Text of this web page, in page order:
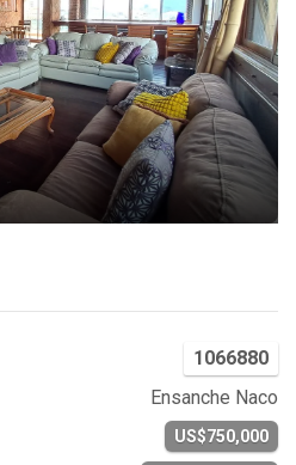
1066880
Ensanche Naco
US$750,000